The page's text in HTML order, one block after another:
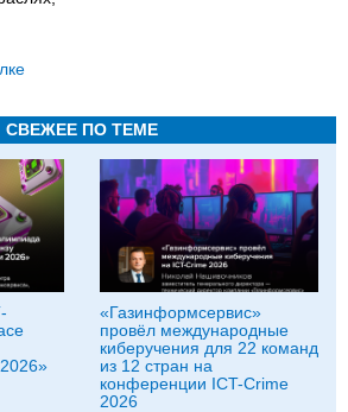
СВЕЖЕЕ ПО ТЕМЕ
«Газинформсервис»
провёл международные
киберучения для 22 команд
из 12 стран на
конференции ICT-Crime
2026